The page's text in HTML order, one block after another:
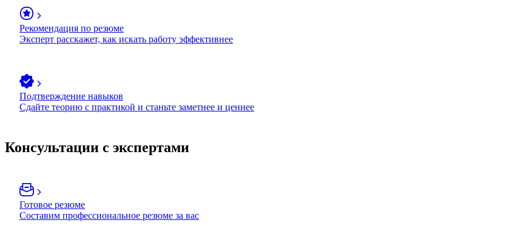
Рекомендация по резюме
Эксперт расскажет, как искать работу эффективнее
Подтверждение навыков
Сдайте теорию с практикой и станьте заметнее и ценнее
Консультации с экспертами
Готовое резюме
Составим профессиональное резюме за вас